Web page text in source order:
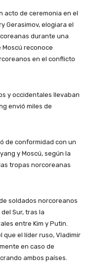
acto de ceremonia en el
Gerasimov, elogiara el
durante una
reconoce
en el conflicto
y occidentales llevaban
envió miles de
de conformidad con un
y Moscú, según la
tropas norcoreanas
soldados norcoreanos
Sur, tras la
entre Kim y Putin.
que el líder ruso, Vladimir
en caso de
ambos países.